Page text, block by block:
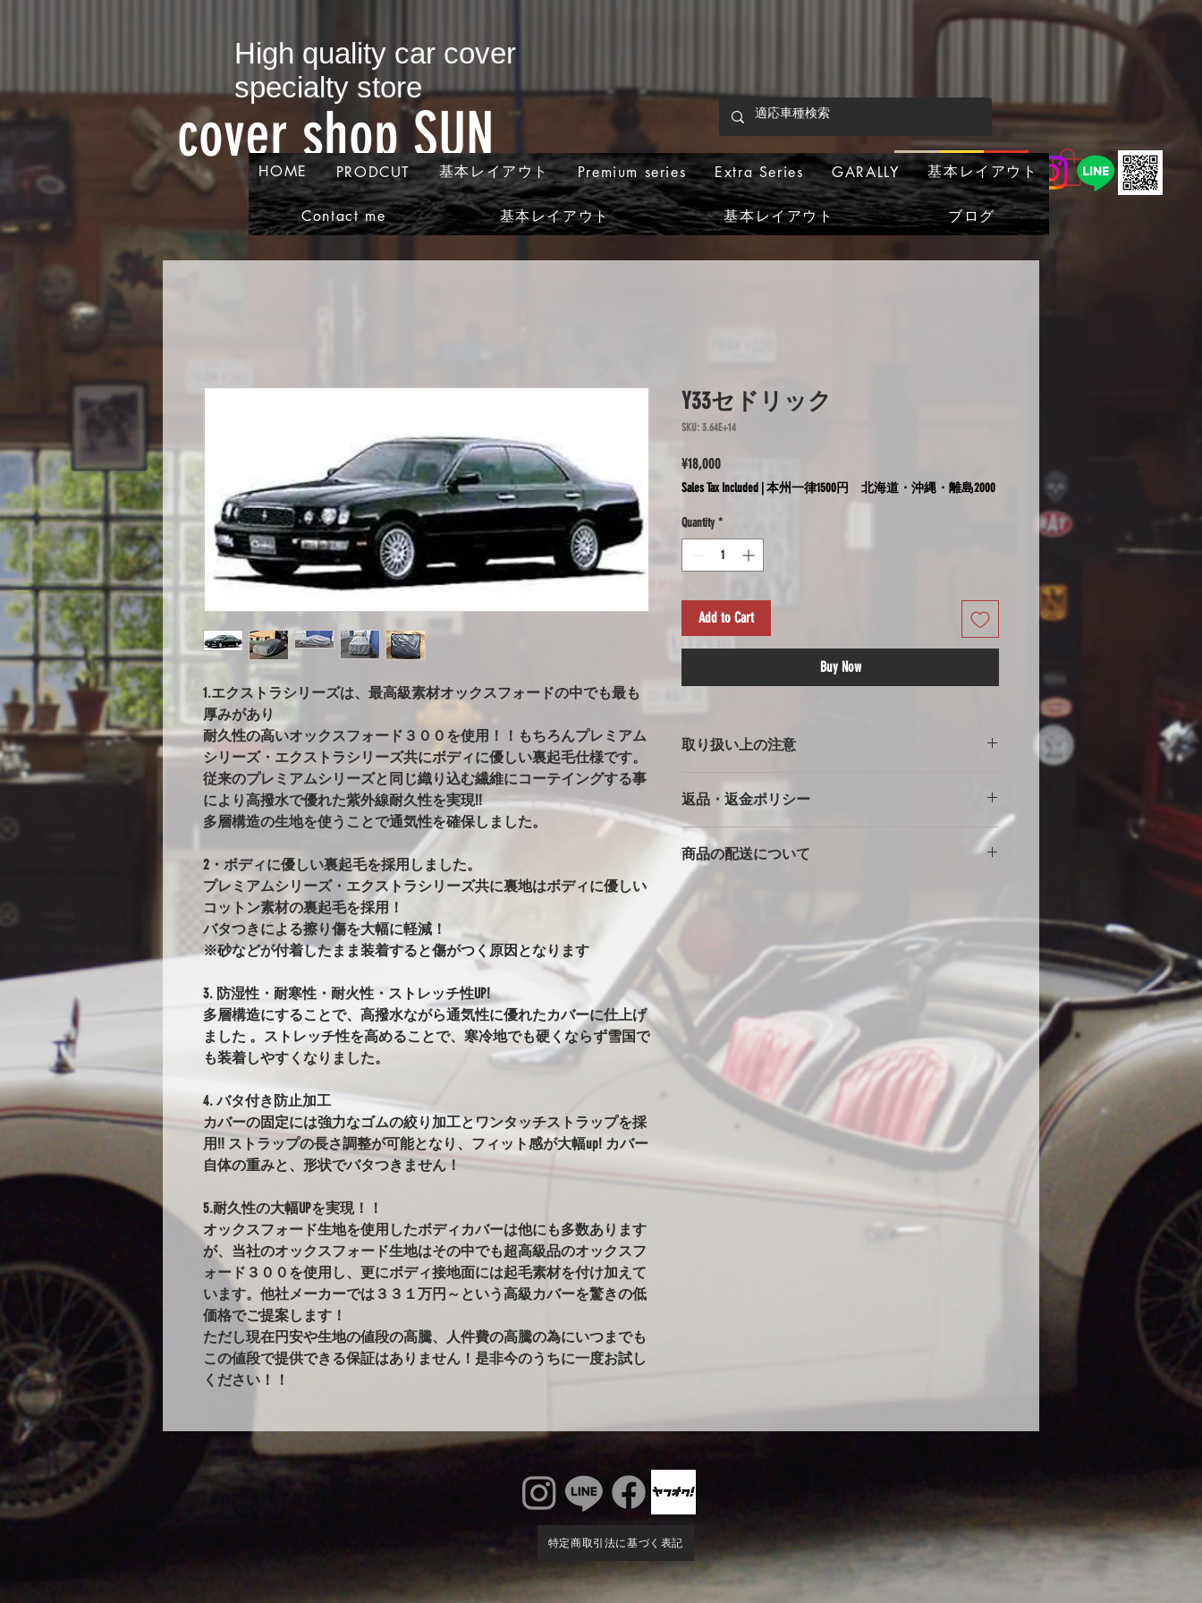
HOME PRODCUT 基本レイアウト Premium series Extra Series GARALLY 基本レイアウト
Contact me 基本レイアウト 基本レイアウト ブログ
​High quality car cover
specialty store
​cover shop SUN
1.エクストラシリーズは、最高級素材オックスフォードの中でも最も
厚みがあり
耐久性の高いオックスフォード３００を使用！！もちろんプレミアム
シリーズ・エクストラシリーズ共にボディに優しい裏起毛仕様です。
従来のプレミアムシリーズと同じ織り込む繊維にコーテイングする事
により高撥水で優れた紫外線耐久性を実現!!
多層構造の生地を使うことで通気性を確保しました。
2・ボディに優しい裏起毛を採用しました。
プレミアムシリーズ・エクストラシリーズ共に裏地はボディに優しい
コットン素材の裏起毛を採用！
バタつきによる擦り傷を大幅に軽減！
※砂などが付着したまま装着すると傷がつく原因となります
3. 防湿性・耐寒性・耐火性・ストレッチ性UP!
多層構造にすることで、高撥水ながら通気性に優れたカバーに仕上げ
ました 。ストレッチ性を高めることで、寒冷地でも硬くならず雪国で
も装着しやすくなりました。
4. バタ付き防止加工
カバーの固定には強力なゴムの絞り加工とワンタッチストラップを採
用!! ストラップの長さ調整が可能となり、フィット感が大幅up! カバー
自体の重みと、形状でバタつきません！
5.耐久性の大幅UPを実現！！
オックスフォード生地を使用したボディカバーは他にも多数あります
が、当社のオックスフォード生地はその中でも超高級品のオックスフ
ォード３００を使用し、更にボディ接地面には起毛素材を付け加えて
います。他社メーカーでは３３１万円～という高級カバーを驚きの低
価格でご提案します！
ただし現在円安や生地の値段の高騰、人件費の高騰の為にいつまでも
この値段で提供できる保証はありません！是非今のうちに一度お試し
ください！！
Y33セドリック
SKU: 3.64E+14
¥18,000Price
Sales Tax Included 本州一律1500円 北海道・沖縄・離島2000
Quantity *
Add to Cart
Buy Now
取り扱い上の注意
※強風での使用の注意
バタ付きが大きいと擦れや傷の原因になりますので、し
っかりとストラップをしめて下さい。風の強い場合や台
風の時は、ホイール部分に布団を干す時に使用する大型
の洗濯ばさみを併用する等の工夫をしていただくとより
※完全防水にはしていません。
カバーには防水・撥水加工をしていますが、完全防水で
はありません。ビニール生地やテント生地などの完全防
水生地を使用すると、地面からの湿気でボディが錆てし
まうからです。その為あえて通気性を保つために完全防
水にはしていません。ミシンの縫い目から雨水が浸入す
ることがありますが、不良品ではありません。天気の良
い日など車もカバーをめくり換気する事をお勧めしま
※オールペン車両やコーティング車両に使用する際の注
オールペンやボディコーティング直後の車両は塗膜が不
安定なためカバーの使用はお控えください。コーティン
グ剤や塗料の種類によっては、シミができる可能性があ
させてください。（現在までに38件のみ、DIYで赤色にオ
返品・返金ポリシー
カバーは消耗品です。使用に伴う劣化や汚れ、破れ等の
返品返金は対応できません。事前にカスタム等ご相談い
ただいた車両で、極端にサイズが小さい・大きい等の初
期不良に関しては別途商品に交換させて頂きます。
商品の配送について
本州一律1500円
北海道・沖縄・離島は2000円
発送はゆうパックでの発送になります。土日祝・年末年
始の発送は出来ません。
特定商取引法に基づく表記